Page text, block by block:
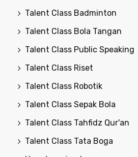
Talent Class Badminton
Talent Class Bola Tangan
Talent Class Public Speaking
Talent Class Riset
Talent Class Robotik
Talent Class Sepak Bola
Talent Class Tahfidz Qur'an
Talent Class Tata Boga